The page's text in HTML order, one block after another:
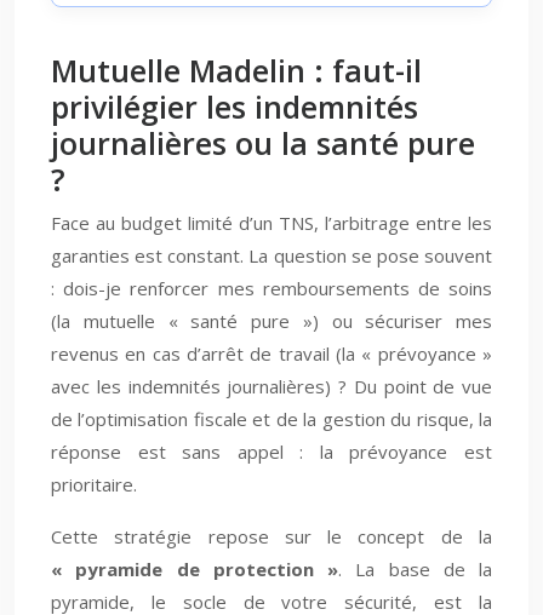
Mutuelle Madelin : faut-il
privilégier les indemnités
journalières ou la santé pure
?
Face au budget limité d’un TNS, l’arbitrage entre les
garanties est constant. La question se pose souvent
: dois-je renforcer mes remboursements de soins
(la mutuelle « santé pure ») ou sécuriser mes
revenus en cas d’arrêt de travail (la « prévoyance »
avec les indemnités journalières) ? Du point de vue
de l’optimisation fiscale et de la gestion du risque, la
réponse est sans appel : la prévoyance est
prioritaire.
Cette stratégie repose sur le concept de la
« pyramide de protection ». La base de la
pyramide, le socle de votre sécurité, est la